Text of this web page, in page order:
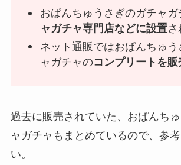
おぱんちゅうさぎのガチャガ
ャガチャ専門店などに設置さ
ネット通販ではおぱんちゅう
ャガチャのコンプリートを販
過去に販売されていた、おぱんち
ャガチャもまとめているので、参
い。